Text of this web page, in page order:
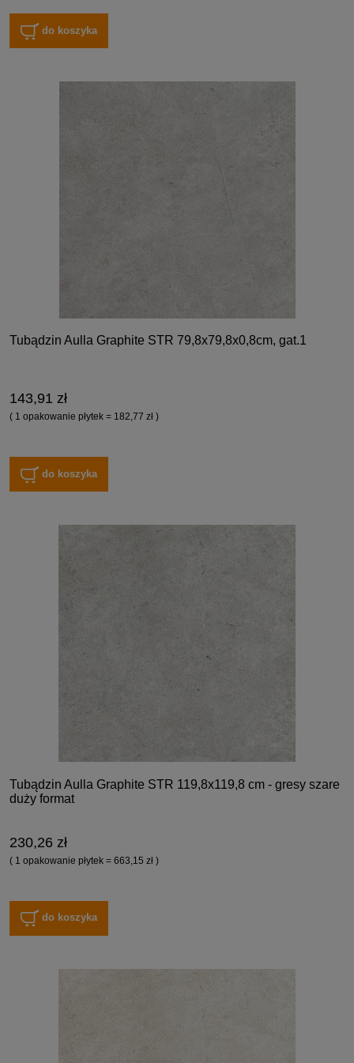
do koszyka
Tubądzin Aulla Graphite STR 79,8x79,8x0,8cm, gat.1
143,91 zł
( 1 opakowanie płytek = 182,77 zł )
do koszyka
Tubądzin Aulla Graphite STR 119,8x119,8 cm - gresy szare
duży format
230,26 zł
( 1 opakowanie płytek = 663,15 zł )
do koszyka